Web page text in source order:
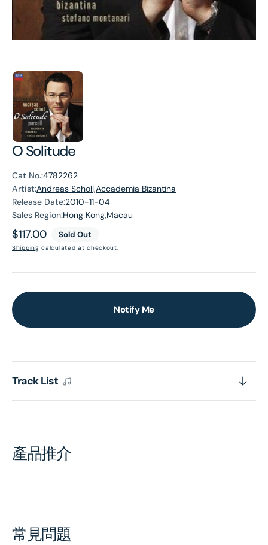
O Solitude
Cat No.:4782262
Artist:Andreas Scholl,Accademia Bizantina
Release Date:2010-11-04
Sales Region:Hong Kong,Macau
Regular
price
$117.00 Sold Out
Shipping calculated at checkout.
Notify Me
Track List
產品推介
常見問題